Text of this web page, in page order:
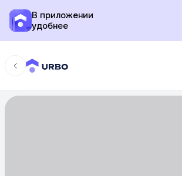
В приложении
удобнее